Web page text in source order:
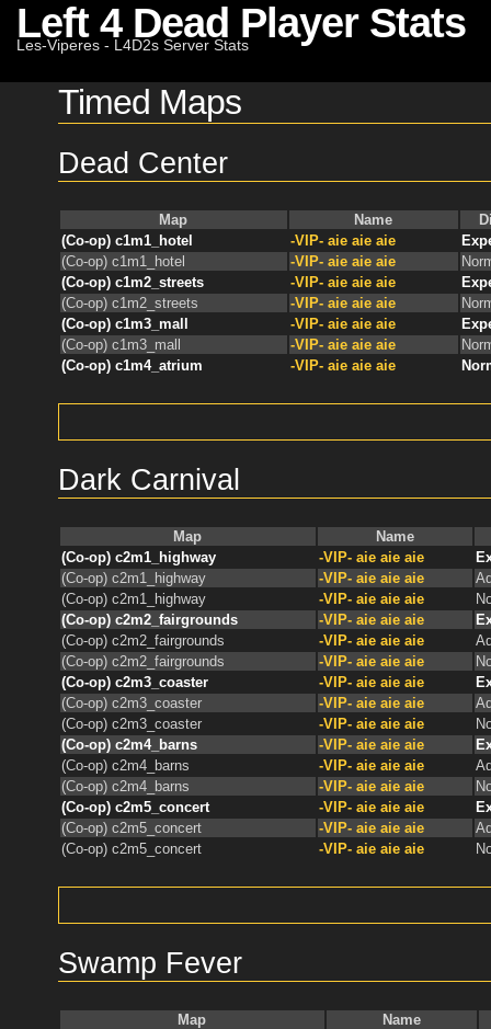
Left 4 Dead Player Stats
Les-Viperes - L4D2s Server Stats
Timed Maps
Dead Center
Map Name
(Co-op) c1m1_hotel
-VIP- aie aie aie
(Co-op) c1m1_hotel
-VIP- aie aie aie
(Co-op) c1m2_streets
-VIP- aie aie aie
(Co-op) c1m2_streets
-VIP- aie aie aie
(Co-op) c1m3_mall
-VIP- aie aie aie
(Co-op) c1m3_mall
-VIP- aie aie aie
(Co-op) c1m4_atrium
-VIP- aie aie aie
Dark Carnival
Map
Name
(Co-op) c2m1_highway
-VIP- aie aie aie
(Co-op) c2m1_highway
-VIP- aie aie aie
(Co-op) c2m1_highway
-VIP- aie aie aie
(Co-op) c2m2_fairgrounds
-VIP- aie aie aie
(Co-op) c2m2_fairgrounds
-VIP- aie aie aie
(Co-op) c2m2_fairgrounds
-VIP- aie aie aie
(Co-op) c2m3_coaster
-VIP- aie aie aie
(Co-op) c2m3_coaster
-VIP- aie aie aie
(Co-op) c2m3_coaster
-VIP- aie aie aie
(Co-op) c2m4_barns
-VIP- aie aie aie
(Co-op) c2m4_barns
-VIP- aie aie aie
(Co-op) c2m4_barns
-VIP- aie aie aie
(Co-op) c2m5_concert
-VIP- aie aie aie
(Co-op) c2m5_concert
-VIP- aie aie aie
(Co-op) c2m5_concert
-VIP- aie aie aie
Swamp Fever
Map
Name